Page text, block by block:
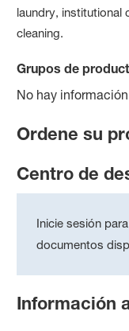
laundry, institutional
cleaning.
Grupos de
No hay
Ordene su
Centro de
Inicie sesión
documentos
Información